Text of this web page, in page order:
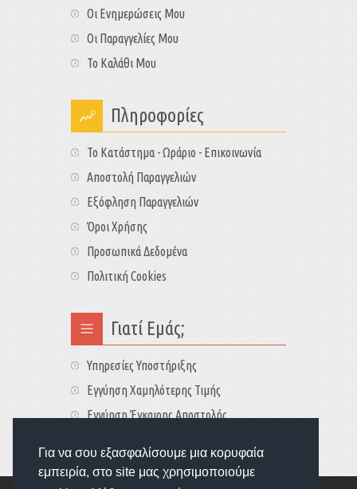
Για να σου εξασφαλίσουμε μια κορυφαία
εμπειρία, στο site μας χρησιμοποιούμε
Οι Ενημερώσεις Μου
Οι Παραγγελίες Μου
Το Καλάθι Μου
Πληροφορίες
Το Κατάστημα - Ωράριο - Επικοινωνία
Αποστολή Παραγγελιών
Εξόφληση Παραγγελιών
Όροι Χρήσης
Προσωπικά Δεδομένα
Πολιτική Cookies
Γιατί Εμάς;
Υπηρεσίες Υποστήριξης
Εγγύηση Χαμηλότερης Τιμής
Εγγύηση Έγκαιρης Αποστολής